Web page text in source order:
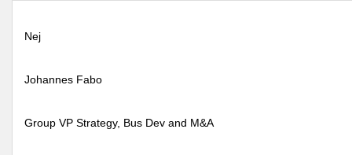
Nej
Johannes Fabo
Group VP Strategy, Bus Dev and M&A